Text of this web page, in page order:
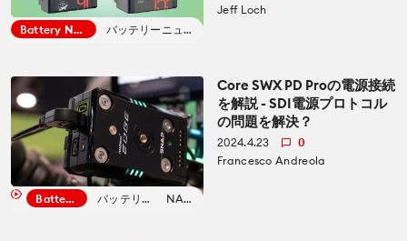
業界
レンズ
アクセサリー
全て レビュー
レンズ
アクセサリー
ラボテスト
How To
CineDビデオ
Education for Filmmakers
Battery News バッテリーニュース
Jeff Loch
Battery News バッテリーニュース NAB 2024
Core SWX PD Proの電源接続
を解説 - SDI電源プロトコル
の問題を解決？
2024.4.23
0
Francesco Andreola